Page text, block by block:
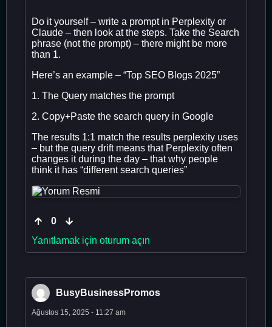
Do it yourself – write a prompt in Perplexity or
Claude – then look at the steps. Take the Search
phrase (not the prompt) – there might be more
than 1.
Here’s an example – “Top SEO Blogs 2025”
1. The Query matches the prompt
2. Copy+Paste the search query in Google
The results 1:1 match the results perplexity uses
– but the query drift means that Perplexity often
changes it during the day – that why people
think it has “different search queries”
0
Yanıtlamak için oturum açın
BusyBusinessPromos
Ağustos 15, 2025 - 11:27 am